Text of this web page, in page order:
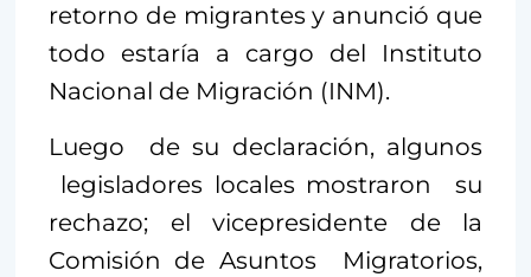
retorno de migrantes y anunció que
todo estaría a cargo del Instituto
Nacional de Migración (INM).
Luego de su declaración, algunos
legisladores locales mostraron su
rechazo; el vicepresidente de la
Comisión de Asuntos Migratorios,